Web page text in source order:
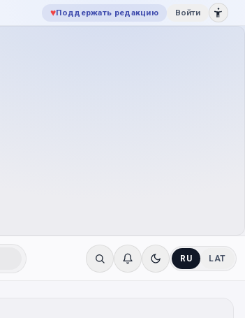
♥Поддержать редакцию Войти
RU LAT